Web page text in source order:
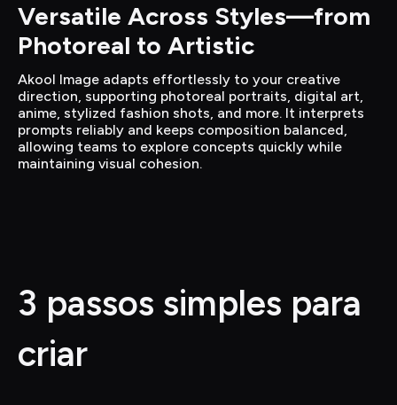
Versatile Across Styles—from
Photoreal to Artistic
Akool Image adapts effortlessly to your creative
direction, supporting photoreal portraits, digital art,
anime, stylized fashion shots, and more. It interprets
prompts reliably and keeps composition balanced,
allowing teams to explore concepts quickly while
maintaining visual cohesion.
3 passos simples para
criar